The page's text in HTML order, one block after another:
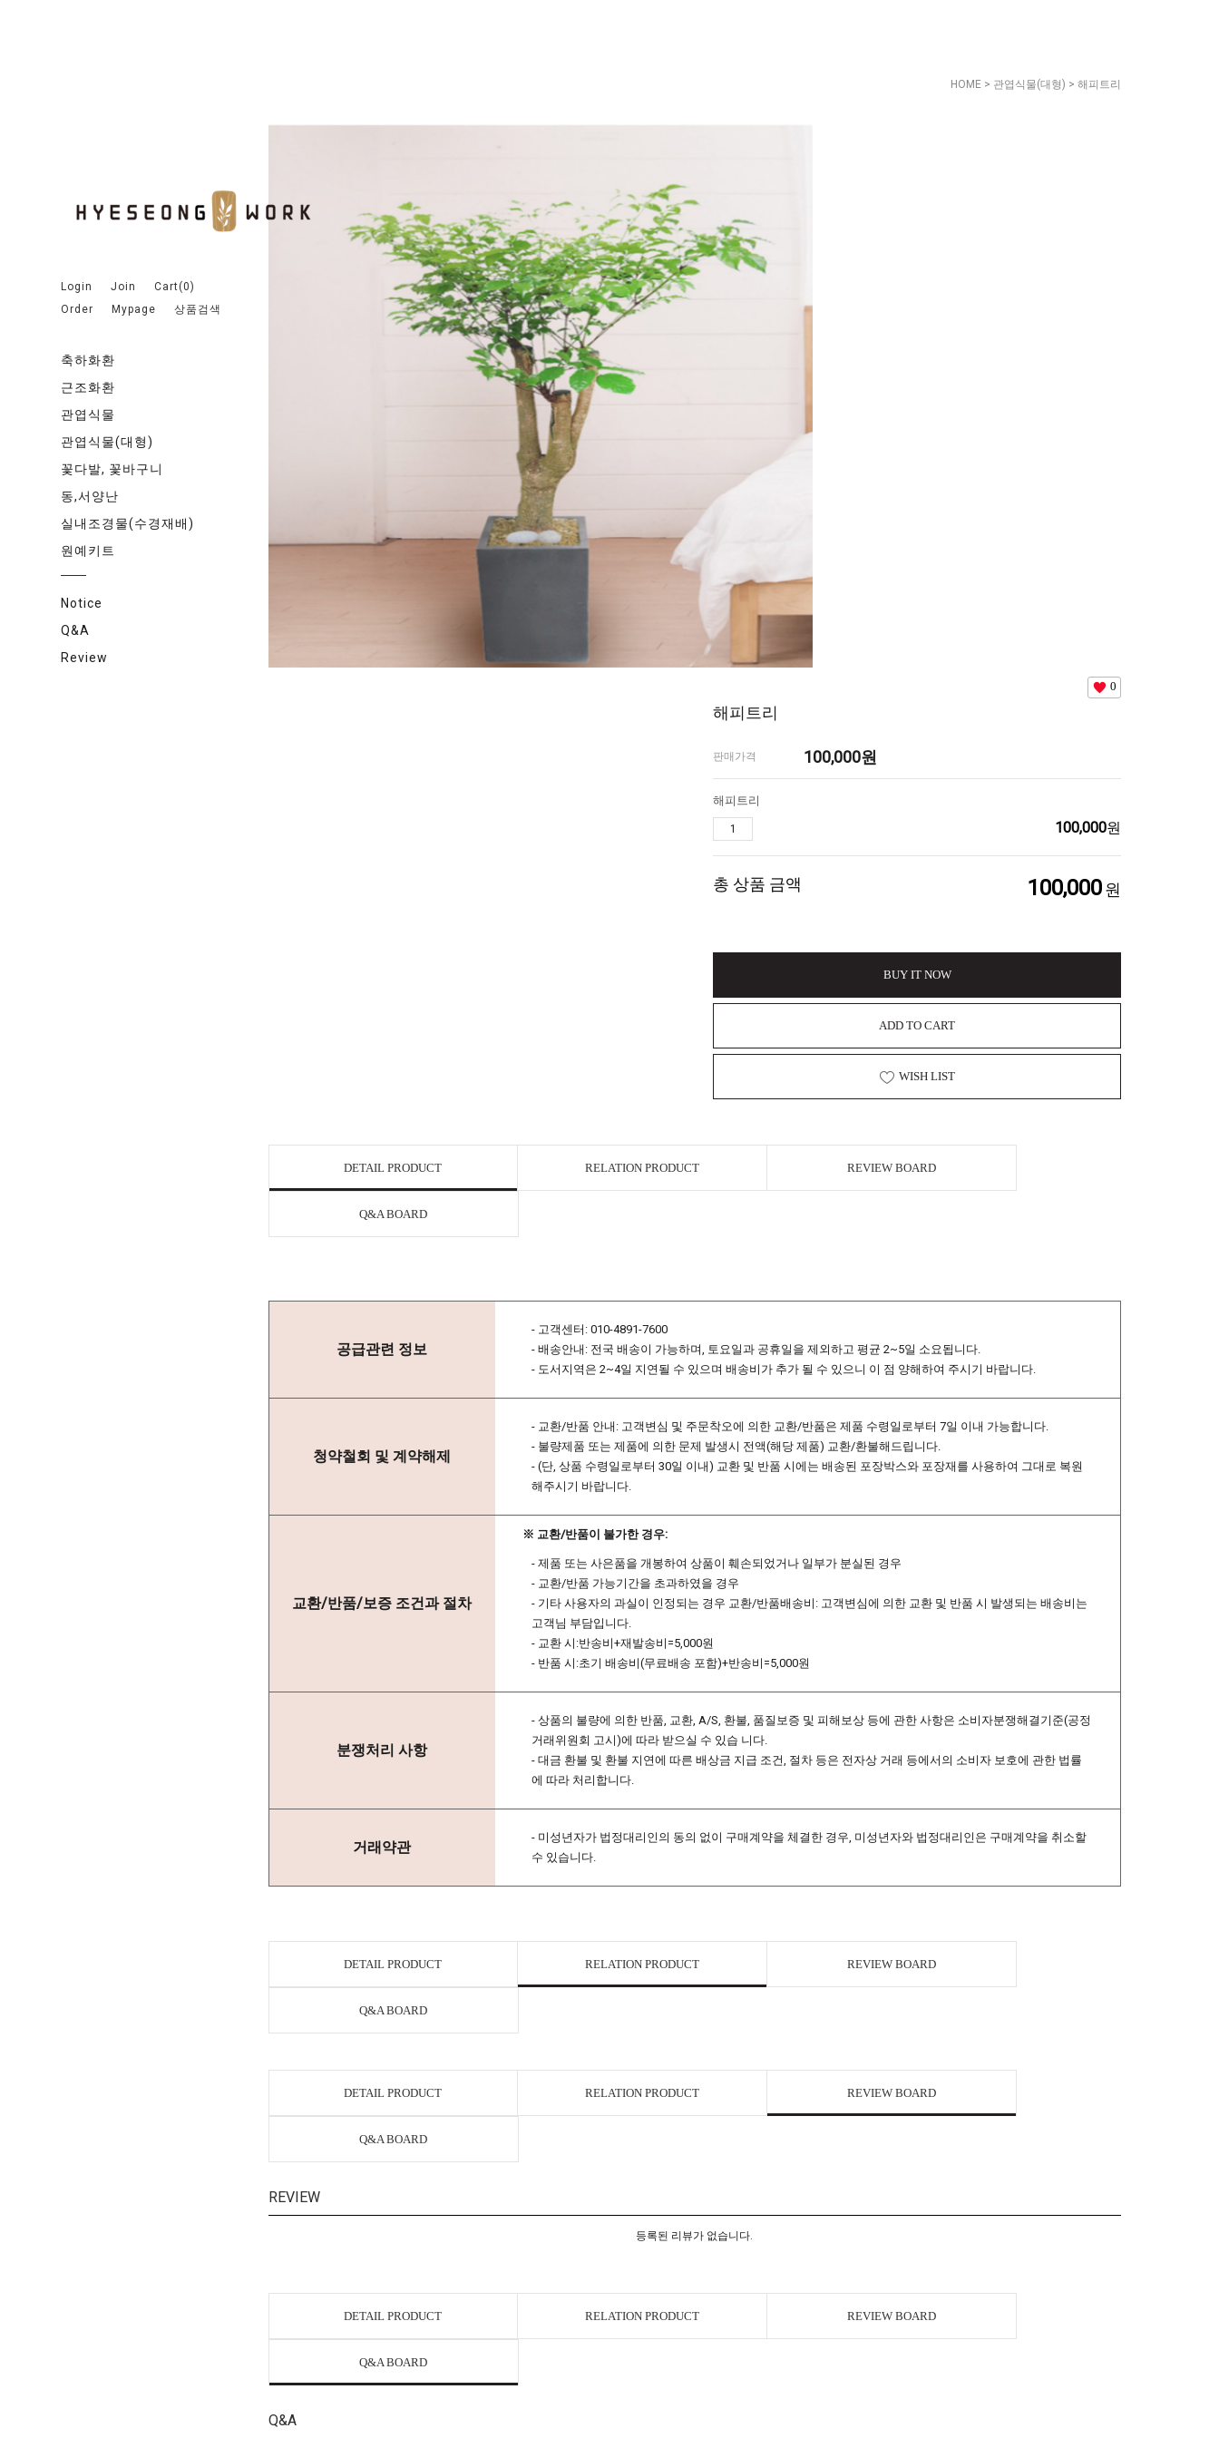
Login Join Cart(0)
Order
Mypage 상품검색
축하화환
근조화환
관엽식물
관엽식물(대형)
꽃다발, 꽃바구니
동,서양난
실내조경물(수경재배)
원예키트
Notice
Q&A
Review
HOME > 관엽식물(대형) > 해피트리
0
해피트리
판매가격 100,000원
해피트리
100,000원
총 상품 금액 100,000원
BUY IT NOW
ADD TO CART
WISH LIST
DETAIL PRODUCT RELATION PRODUCT REVIEW BOARD
Q&A BOARD
공급관련 정보
- 고객센터: 010-4891-7600
- 배송안내: 전국 배송이 가능하며, 토요일과 공휴일을 제외하고 평균 2~5일 소요됩니다.
- 도서지역은 2~4일 지연될 수 있으며 배송비가 추가 될 수 있으니 이 점 양해하여 주시기 바랍니다.
청약철회 및 계약해제
- 교환/반품 안내: 고객변심 및 주문착오에 의한 교환/반품은 제품 수령일로부터 7일 이내 가능합니다.
- 불량제품 또는 제품에 의한 문제 발생시 전액(해당 제품) 교환/환불해드립니다.
- (단, 상품 수령일로부터 30일 이내) 교환 및 반품 시에는 배송된 포장박스와 포장재를 사용하여 그대로 복원
해주시기 바랍니다.
교환/반품/보증 조건과 절차
※ 교환/반품이 불가한 경우:
- 제품 또는 사은품을 개봉하여 상품이 훼손되었거나 일부가 분실된 경우
- 교환/반품 가능기간을 초과하였을 경우
- 기타 사용자의 과실이 인정되는 경우 교환/반품배송비: 고객변심에 의한 교환 및 반품 시 발생되는 배송비는
고객님 부담입니다.
- 교환 시:반송비+재발송비=5,000원
- 반품 시:초기 배송비(무료배송 포함)+반송비=5,000원
분쟁처리 사항
- 상품의 불량에 의한 반품, 교환, A/S, 환불, 품질보증 및 피해보상 등에 관한 사항은 소비자분쟁해결기준(공정
거래위원회 고시)에 따라 받으실 수 있습 니다.
- 대금 환불 및 환불 지연에 따른 배상금 지급 조건, 절차 등은 전자상 거래 등에서의 소비자 보호에 관한 법률
에 따라 처리합니다.
거래약관
- 미성년자가 법정대리인의 동의 없이 구매계약을 체결한 경우, 미성년자와 법정대리인은 구매계약을 취소할
수 있습니다.
DETAIL PRODUCT RELATION PRODUCT REVIEW BOARD
Q&A BOARD
DETAIL PRODUCT RELATION PRODUCT REVIEW BOARD
Q&A BOARD
REVIEW
등록된 리뷰가 없습니다.
DETAIL PRODUCT RELATION PRODUCT REVIEW BOARD
Q&A BOARD
Q&A